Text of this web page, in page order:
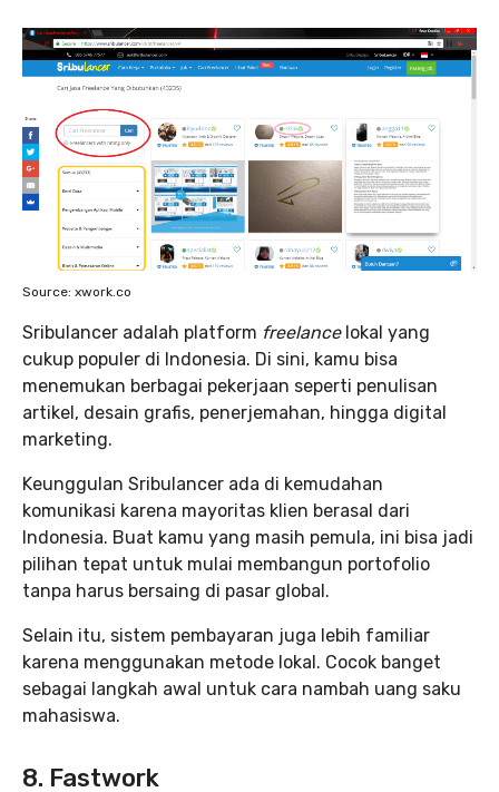
Source: xwork.co
Sribulancer adalah platform freelance lokal yang
cukup populer di Indonesia. Di sini, kamu bisa
menemukan berbagai pekerjaan seperti penulisan
artikel, desain grafis, penerjemahan, hingga digital
marketing.
Keunggulan Sribulancer ada di kemudahan
komunikasi karena mayoritas klien berasal dari
Indonesia. Buat kamu yang masih pemula, ini bisa jadi
pilihan tepat untuk mulai membangun portofolio
tanpa harus bersaing di pasar global.
Selain itu, sistem pembayaran juga lebih familiar
karena menggunakan metode lokal. Cocok banget
sebagai langkah awal untuk cara nambah uang saku
mahasiswa.
8. Fastwork